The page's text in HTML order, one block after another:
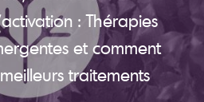
: Thérapies
et comment
traitements